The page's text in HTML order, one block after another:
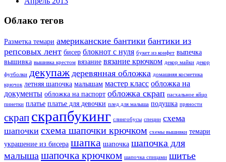
Облако тегов
Разметка темари американские бантики бантики из
репсовых лент бисер блокнот с нуля букет из конфет выпечка
вышивка вышивка крестом вязание вязание крючком декор майки декор
футболки декупаж деревянная обложка домашняя косметика
крючок летняя шапочка малышам мастер класс обложка на
документы обложка на паспорт обложка скрап пасхальное яйцо
пинетки платье платье для девочки плед для малыша подушка пряности
скрап скрапбукинг слингобусы специи схема
шапочки схема шапочки крючком схемы вышивки темари
украшение из бисера шапка шапочка шапочка для
малыша шапочка крючком шапочка спицами шитье